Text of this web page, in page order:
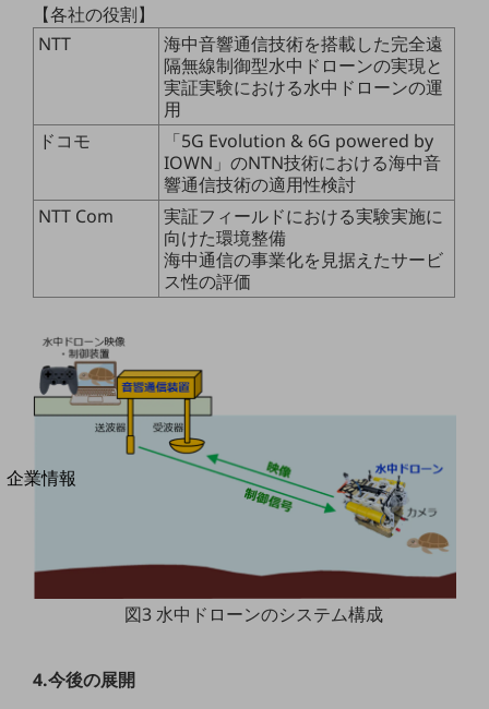
建設業
ゲーム感覚で見つける
ビジネスお悩み診断
オンラインショップ
モバイル・ICTサービスをオンラインで
相談・申し込みができるバーチャルショップ
法人向けモバイルトップ
はじめての方へ
新規会員登録/ログインはこちら
100回線以上のお問い合わせ・お見積りはこちら
別ウィンドウで開きます
企業情報
社長からのご挨拶
【各社の役割】
NTT
海中音響通信技術を搭載した完全遠
隔無線制御型水中ドローンの実現と
実証実験における水中ドローンの運
用
ドコモ
「5G Evolution & 6G powered by
IOWN」のNTN技術における海中音
響通信技術の適用性検討
NTT Com
実証フィールドにおける実験実施に
向けた環境整備
海中通信の事業化を見据えたサービ
ス性の評価
図3 水中ドローンのシステム構成
4.今後の展開